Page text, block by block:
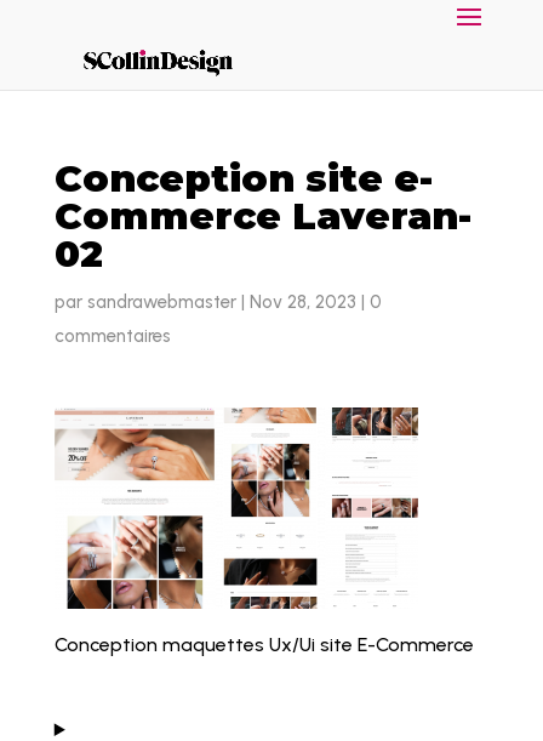
Conception site e-
Commerce Laveran-
02
par sandrawebmaster| Nov 28, 2023 | 0
commentaires
Conception maquettes Ux/Ui site E-Commerce